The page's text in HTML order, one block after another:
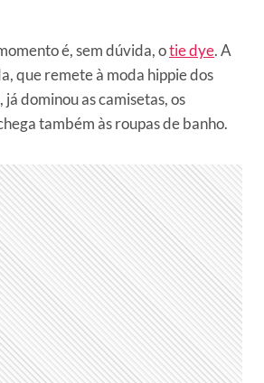
é, sem dúvida, otie dye. A
que remete à moda hippie dos
dominou as camisetas, os
também às roupas de banho.